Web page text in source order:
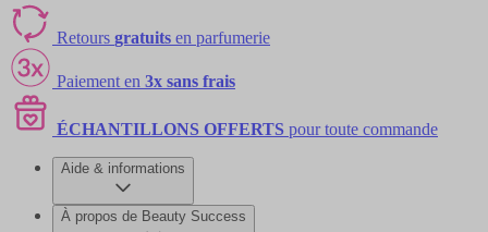
Retours gratuits en parfumerie
Paiement en 3x sans frais
ÉCHANTILLONS OFFERTS pour toute commande
Aide & informations
À propos de Beauty Success